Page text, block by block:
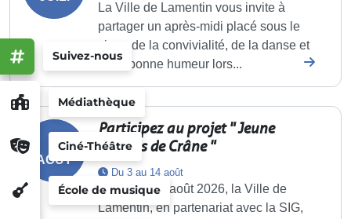
Médiathèque
Ciné-Théâtre
École de musique
Suivez-nous
La Ville de Lamentin vous invite à
partager un après-midi placé sous le
signe de la convivialité, de la danse et
de la bonne humeur lors...
AOÛT
Participez au projet " Jeune
acteurs de Crâne "
Du 3 au 14 août
Du 03 au 14 août 2026, la Ville de
Lamentin, en partenariat avec la SIG,